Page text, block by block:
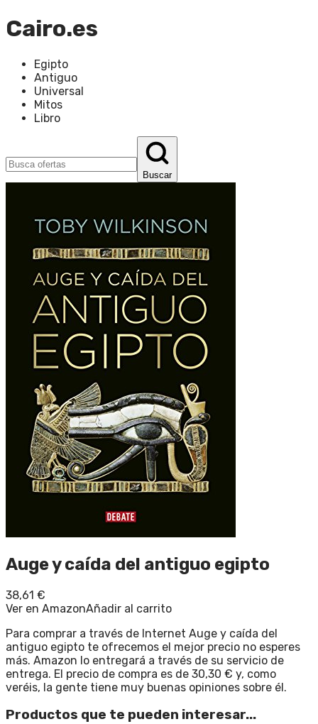
Cairo.es
Egipto
Antiguo
Universal
Mitos
Libro
Buscar
Auge y caída del antiguo egipto
38,61 €
Ver en AmazonAñadir al carrito
Para comprar a través de Internet Auge y caída del
antiguo egipto te ofrecemos el mejor precio no esperes
más. Amazon lo entregará a través de su servicio de
entrega. El precio de compra es de 30,30 € y, como
veréis, la gente tiene muy buenas opiniones sobre él.
Productos que te pueden interesar...